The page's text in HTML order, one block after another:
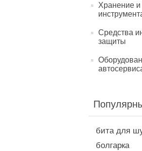
Хранение и
Средства
защиты
бита для
болгарка